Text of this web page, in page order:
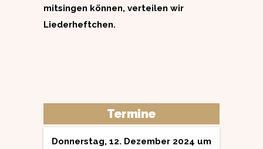
mitsingen können, verteilen wir
Liederheftchen.
Termine
Donnerstag, 12. Dezember 2024 um